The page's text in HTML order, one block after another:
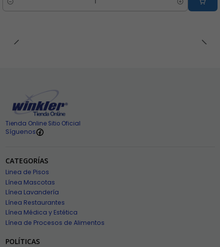
Cantidad
Tienda Online Sitio Oficial
Síguenos
CATEGORÍAS
Linea de Pisos
Línea Mascotas
Línea Lavandería
Línea Restaurantes
Línea Médica y Estética
Línea de Procesos de Alimentos
POLÍTICAS